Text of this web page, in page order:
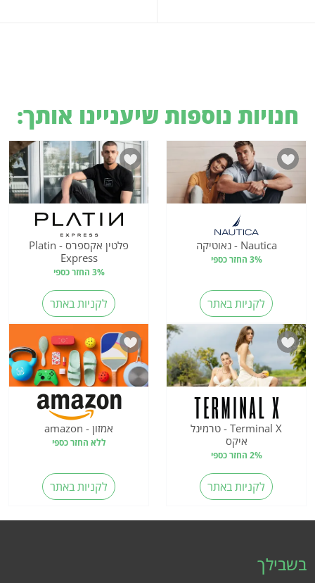
חנויות נוספות שיעניינו אותך:
Nautica - נאוטיקה
3% החזר כספי
לקניות באתר
פלטין אקספרס - Platin
Express
3% החזר כספי
לקניות באתר
Terminal X - טרמינל
איקס
2% החזר כספי
לקניות באתר
אמזון - amazon
ללא החזר כספי
לקניות באתר
בשבילך